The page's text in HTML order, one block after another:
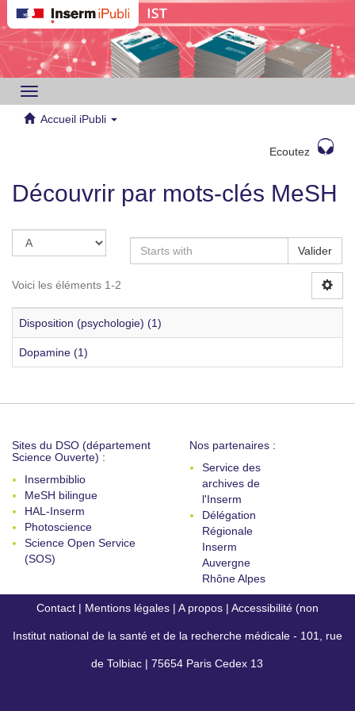
Toggle
navigation
Accueil iPubli
Ecoutez
Découvrir par mots-clés MeSH
Valider
Voici les éléments 1-2
Disposition (psychologie) (1)
Dopamine (1)
Sites du DSO (département
Science Ouverte) :
Insermbiblio
MeSH bilingue
HAL-Inserm
Photoscience
Science Open Service
(SOS)
Nos partenaires :
Service des
archives de
l'Inserm
Délégation
Régionale
Inserm
Auvergne
Rhône Alpes
Contact | Mentions légales | A propos | Accessibilité (non
conforme)
Institut national de la santé et de la recherche médicale - 101, rue
de Tolbiac | 75654 Paris Cedex 13